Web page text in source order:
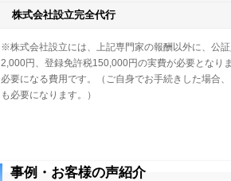
株式会社設立完全代行
※株式会社設立には、上記専門家の報酬以外に、公
2,000円、登録免許税150,000円の実費が必要となり
必要になる費用です。（ご自身でお手続きした場合
も必要になります。）
事例・お客様の声紹介